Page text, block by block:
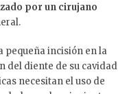
por un cirujano
pequeña incisión en la
del diente de su cavidad
necesitan el uso de